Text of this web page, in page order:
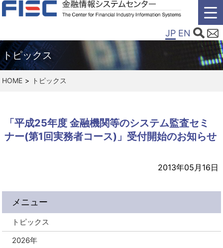
JP EN
トピックス
HOME トピックス
「平成25年度 金融機関等のシステム監査セミ
ナー(第1回実務者コース)」受付開始のお知らせ
2013年05月16日
メニュー
トピックス
2026年